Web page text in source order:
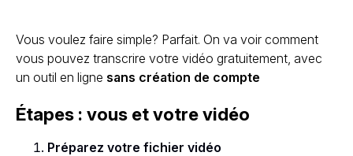
Vous voulez faire simple? Parfait. On va voir comment
vous pouvez transcrire votre vidéo gratuitement, avec
un outil en ligne sans création de compte
Étapes : vous et votre vidéo
Préparez votre fichier vidéo